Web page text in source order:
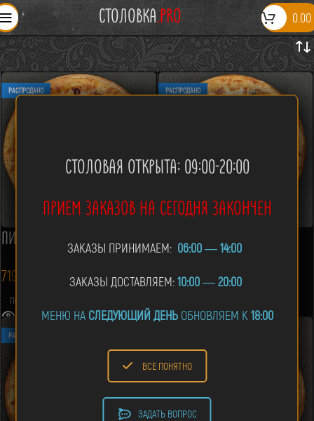
СТОЛОВКА.PRO 0.00
РАСПРОДАНО
ПИЦЦА «БАВАРСКАЯ»
719.00
ПОДРОБНЕЕ
РАСПРОДАНО
ПИЦЦА «ЖЮЛЬЕН»
769.00р.
РАСПРОДАНО
СТОЛОВАЯ ОТКРЫТА: 09:00-20:00
ПРИЕМ ЗАКАЗОВ НА СЕГОДНЯ ЗАКОНЧЕН
ЗАКАЗЫ ПРИНИМАЕМ: 06:00—14:00
ЗАКАЗЫ ДОСТАВЛЯЕМ:10:00—20:00
МЕНЮ НА СЛЕДУЮЩИЙ ДЕНЬ ОБНОВЛЯЕМ К 18:00
ВСЕ ПОНЯТНО
ЗАДАТЬ ВОПРОС